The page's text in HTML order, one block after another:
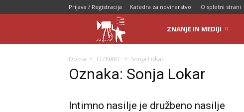
Prijava / Registracija Katedra za novinarstvo O spletni strani
Novinarke.si
|
ZNANJE IN MEDIJI
Doma OZNAKE Sonja Lokar
Oznaka: Sonja Lokar
Intimno nasilje je družbeno nasilje